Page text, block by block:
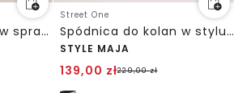
Spódnica do kolan w spranym stylu
Street One
Spódnica do kolan w stylu kopertowym
STYLE MAJA
139,00 zł229,00zł